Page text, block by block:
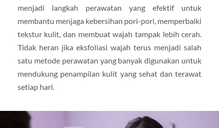
menjadi langkah perawatan yang efektif untuk
membantu menjaga kebersihan pori-pori, memperbaiki
tekstur kulit, dan membuat wajah tampak lebih cerah.
Tidak heran jika eksfoliasi wajah terus menjadi salah
satu metode perawatan yang banyak digunakan untuk
mendukung penampilan kulit yang sehat dan terawat
setiap hari.